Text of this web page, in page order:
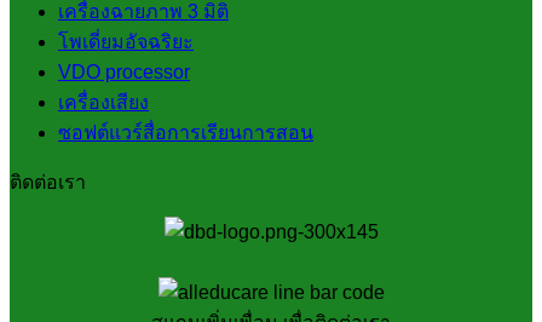
เครื่องฉายภาพ 3 มิติ
โพเดี่ยมอัจฉริยะ
VDO processor
เครื่องเสียง
ซอฟต์แวร์สื่อการเรียนการสอน
ติดต่อเรา